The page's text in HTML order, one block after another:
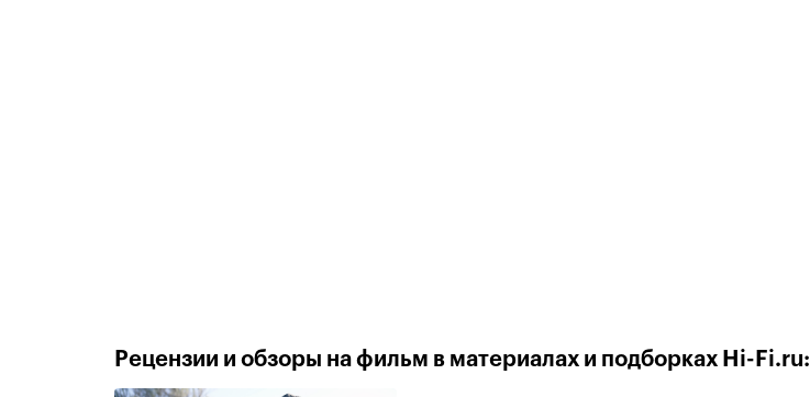
Рецензии и обзоры на фильм в материалах и подборках Hi-Fi.ru: